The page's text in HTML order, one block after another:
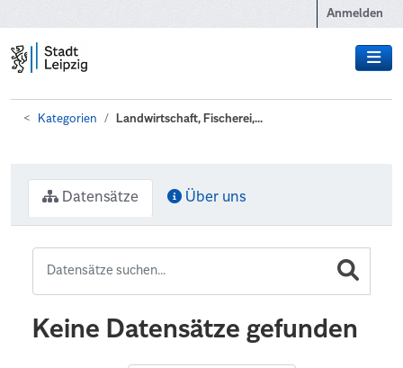
Anmelden
Kategorien Landwirtschaft, Fischerei,...
Datensätze Über uns
Keine Datensätze gefunden